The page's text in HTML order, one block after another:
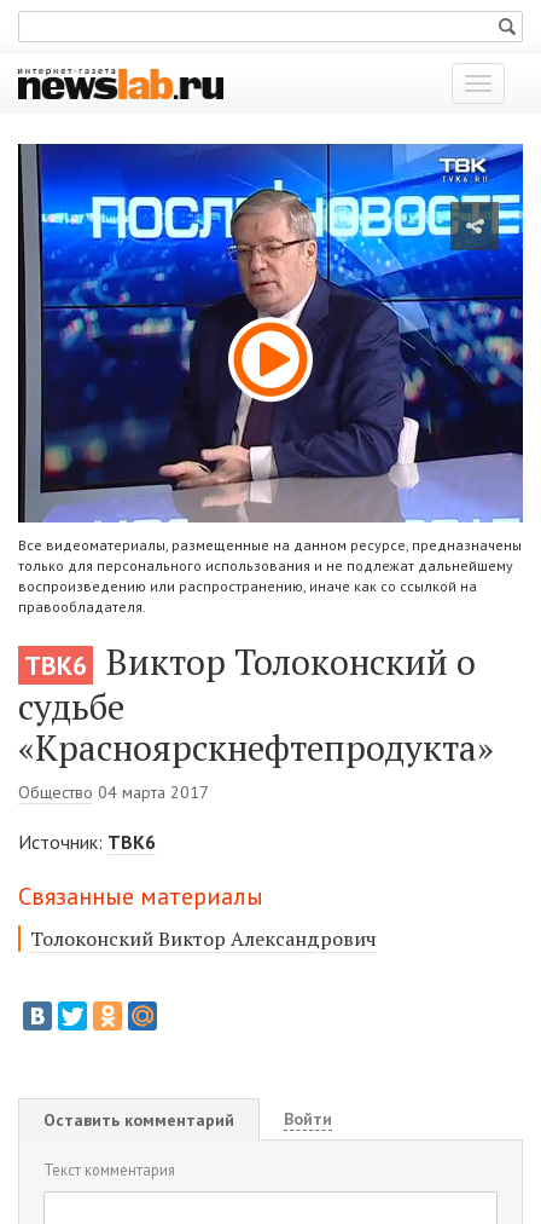
Показать
меню
Все видеоматериалы, размещенные на данном ресурсе, предназначены
только для персонального использования и не подлежат дальнейшему
воспроизведению или распространению, иначе как со ссылкой на
правообладателя.
ТВК6
Виктор Толоконский о
судьбе
«Красноярскнефтепродукта»
Общество 04 марта 2017
Источник: ТВК6
Связанные материалы
Толоконский Виктор Александрович
Оставить комментарий Войти
Текст комментария